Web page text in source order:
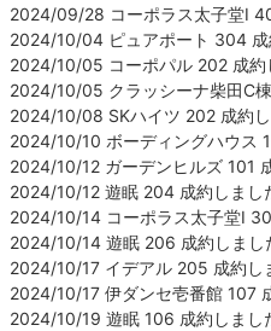
2024/09/28 コーポラス太子堂Ⅰ
2024/10/04 ピュアポート 304 成
2024/10/05 コーポパル 202 成約
2024/10/05 クラッシーナ柴田C
2024/10/08 SKハイツ 202 成約
2024/10/10 ボーディングハウス
2024/10/12 ガーデンヒルズ 101
2024/10/12 遊眠 204 成約しまし
2024/10/14 コーポラス太子堂Ⅰ
2024/10/14 遊眠 206 成約しまし
2024/10/17 イデアル 205 成約し
2024/10/17 伊ダンセ壱番館 107
2024/10/19 遊眠 106 成約しまし